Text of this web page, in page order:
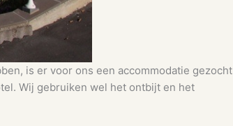
is er voor ons een accommodatie gezocht
Wij gebruiken wel het ontbijt en het